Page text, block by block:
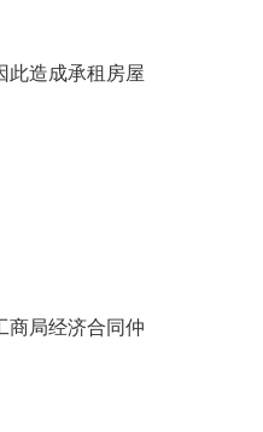
此造成承租房屋
商局经济合同仲